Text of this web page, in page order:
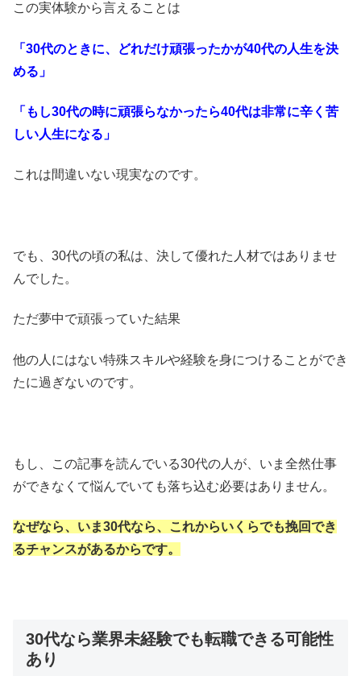
この実体験から言えることは
「30代のときに、どれだけ頑張ったかが40代の人生を決
める」
「もし30代の時に頑張らなかったら40代は非常に辛く苦
しい人生になる」
これは間違いない現実なのです。
でも、30代の頃の私は、決して優れた人材ではありませ
んでした。
ただ夢中で頑張っていた結果
他の人にはない特殊スキルや経験を身につけることができ
たに過ぎないのです。
もし、この記事を読んでいる30代の人が、いま全然仕事
ができなくて悩んでいても落ち込む必要はありません。
なぜなら、いま30代なら、これからいくらでも挽回でき
るチャンスがあるからです。
30代なら業界未経験でも転職できる可能性
あり